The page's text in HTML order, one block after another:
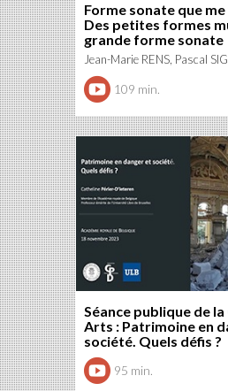
Forme sonate que
Des petites formes
grande forme sonate
Jean-Marie RENS, Pascal
109 min.
Séance publique de la
Arts : Patrimoine en
société. Quels défis ?
95 min.